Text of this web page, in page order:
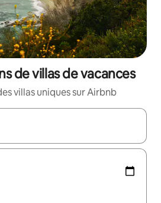
de villas de vacances
villas uniques sur Airbnb
utilisez les flèches vers le